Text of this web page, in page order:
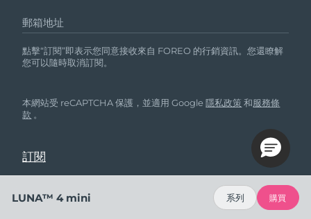
郵箱地址
點擊“訂閱”即表示您同意接收來自 FOREO 的行銷資訊。您還瞭解
您可以隨時取消訂閱。
本網站受 reCAPTCHA 保護，並適用 Google隱私政策 和服務條
款 。
LUNA™ 4 mini 系列 購買